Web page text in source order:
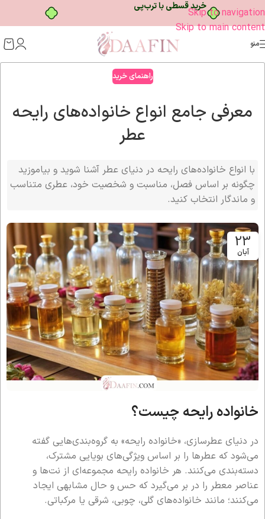
خرید قسطی با ترب‌پیSkip to navigation
Skip to main content
منو
راهنمای خرید
معرفی جامع انواع خانواده‌های رایحه
عطر
با انواع خانواده‌های رایحه در دنیای عطر آشنا شوید و بیاموزید
چگونه بر اساس فصل، مناسبت و شخصیت خود، عطری متناسب
و ماندگار انتخاب کنید.
23
آبان
خانواده رایحه چیست؟
در دنیای عطرسازی، «خانواده رایحه» به گروه‌بندی‌هایی گفته
می‌شود که عطرها را بر اساس ویژگی‌های بویایی مشترک،
دسته‌بندی می‌کنند. هر خانواده رایحه مجموعه‌ای از نت‌ها و
عناصر معطر را در بر می‌گیرد که حس و حال مشابهی ایجاد
می‌کنند؛ مانند خانواده‌های گلی، چوبی، شرقی یا مرکباتی.